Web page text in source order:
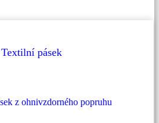
Textilní pásek